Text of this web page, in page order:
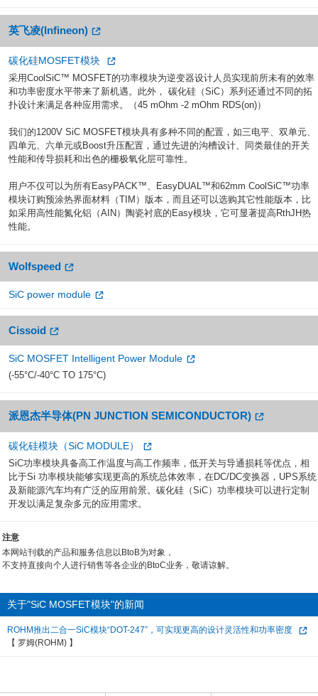
英飞凌(Infineon)
碳化硅MOSFET模块
采用CoolSiC™ MOSFET的功率模块为逆变器设计人员实现前所未有的效率
和功率密度水平带来了新机遇。此外， 碳化硅（SiC）系列还通过不同的拓
扑设计来满足各种应用需求。（45 mOhm -2 mOhm RDS(on)）
我们的1200V SiC MOSFET模块具有多种不同的配置，如三电平、双单元、
四单元、六单元或Boost升压配置，通过先进的沟槽设计、同类最佳的开关
性能和传导损耗和出色的栅极氧化层可靠性。
用户不仅可以为所有EasyPACK™、EasyDUAL™和62mm CoolSiC™功率
模块订购预涂热界面材料（TIM）版本，而且还可以选购其它性能版本，比
如采用高性能氮化铝（AIN）陶瓷衬底的Easy模块，它可显著提高RthJH热
性能。
Wolfspeed
SiC power module
Cissoid
SiC MOSFET Intelligent Power Module
(-55°C/-40°C TO 175°C)
派恩杰半导体(PN JUNCTION SEMICONDUCTOR)
碳化硅模块（SiC MODULE）
SiC功率模块具备高工作温度与高工作频率，低开关与导通损耗等优点，相
比于Si 功率模块能够实现更高的系统总体效率，在DC/DC变换器，UPS系统
及新能源汽车均有广泛的应用前景。碳化硅（SiC）功率模块可以进行定制
开发以满足复杂多元的应用需求。
注意
本网站刊载的产品和服务信息以BtoB为对象，
不支持直接向个人进行销售等各企业的BtoC业务，敬请谅解。
关于"SiC MOSFET模块"的新闻
ROHM推出二合一SiC模块“DOT-247”，可实现更高的设计灵活性和功率密度
【 罗姆(ROHM) 】